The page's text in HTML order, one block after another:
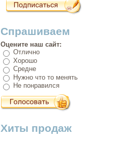
Спрашиваем
Оцените наш сайт:
Отлично
Хорошо
Средне
Нужно что то менять
Не понравился
Хиты продаж